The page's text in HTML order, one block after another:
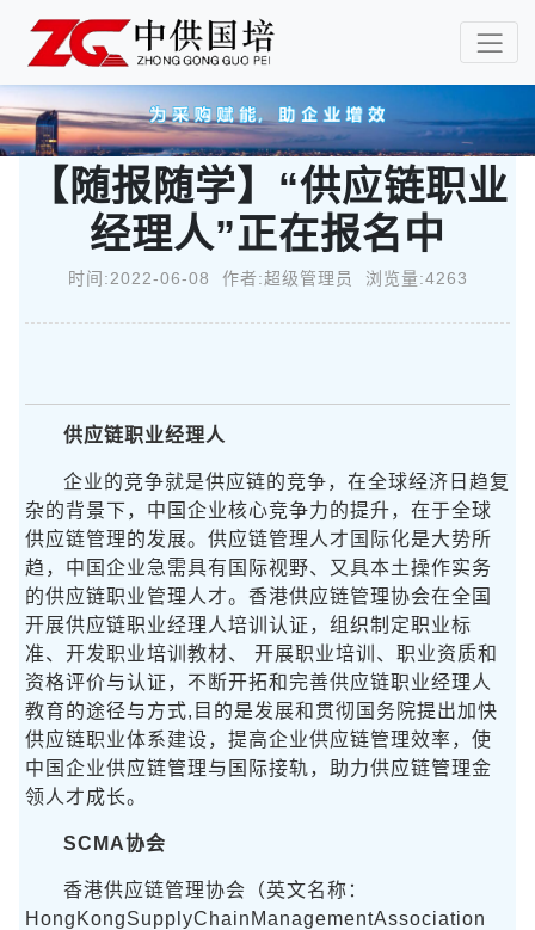
【随报随学】“供应链职业
经理人”正在报名中
时间:2022-06-08 作者:超级管理员 浏览量:4263
供应链职业经理人
企业的竞争就是供应链的竞争，在全球经济日趋复
杂的背景下，中国企业核心竞争力的提升，在于全球
供应链管理的发展。供应链管理人才国际化是大势所
趋，中国企业急需具有国际视野、又具本土操作实务
的供应链职业管理人才。香港供应链管理协会在全国
开展供应链职业经理人培训认证，组织制定职业标
准、开发职业培训教材、 开展职业培训、职业资质和
资格评价与认证，不断开拓和完善供应链职业经理人
教育的途径与方式,目的是发展和贯彻国务院提出加快
供应链职业体系建设，提高企业供应链管理效率，使
中国企业供应链管理与国际接轨，助力供应链管理金
领人才成长。
SCMA协会
香港供应链管理协会（英文名称：
HongKongSupplyChainManagementAssociation